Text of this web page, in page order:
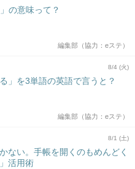
の意味って？
編集部（協力：eステ）
8/4 (火)
」を3単語の英語で言うと？
編集部（協力：eステ）
8/1 (土)
ない。手帳を開くのもめんどく
活用術